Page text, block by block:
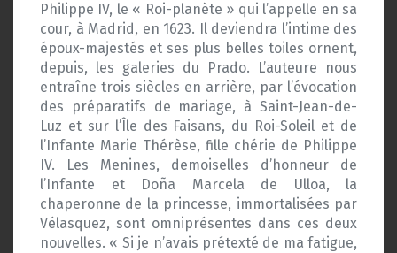
Philippe IV, le « Roi-planète » qui l’appelle en sa
cour, à Madrid, en 1623. Il deviendra l’intime des
époux-majestés et ses plus belles toiles ornent,
depuis, les galeries du Prado. L’auteure nous
entraîne trois siècles en arrière, par l’évocation
des préparatifs de mariage, à Saint-Jean-de-
Luz et sur l’Île des Faisans, du Roi-Soleil et de
l’Infante Marie Thérèse, fille chérie de Philippe
IV. Les Menines, demoiselles d’honneur de
l’Infante et Doña Marcela de Ulloa, la
chaperonne de la princesse, immortalisées par
Vélasquez, sont omniprésentes dans ces deux
nouvelles. « Si je n’avais prétexté de ma fatigue,